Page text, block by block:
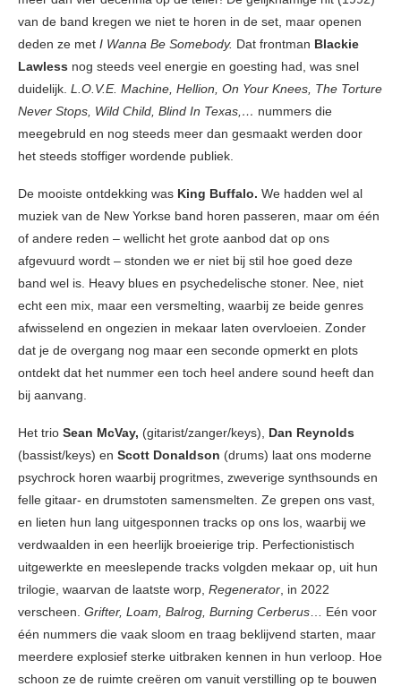
van de band kregen we niet te horen in de set, maar openen
deden ze met I Wanna Be Somebody. Dat frontman Blackie
Lawless nog steeds veel energie en goesting had, was snel
duidelijk. L.O.V.E. Machine, Hellion, On Your Knees, The Torture
Never Stops, Wild Child, Blind In Texas,… nummers die
meegebruld en nog steeds meer dan gesmaakt werden door
het steeds stoffiger wordende publiek.
De mooiste ontdekking was King Buffalo. We hadden wel al
muziek van de New Yorkse band horen passeren, maar om één
of andere reden – wellicht het grote aanbod dat op ons
afgevuurd wordt – stonden we er niet bij stil hoe goed deze
band wel is. Heavy blues en psychedelische stoner. Nee, niet
echt een mix, maar een versmelting, waarbij ze beide genres
afwisselend en ongezien in mekaar laten overvloeien. Zonder
dat je de overgang nog maar een seconde opmerkt en plots
ontdekt dat het nummer een toch heel andere sound heeft dan
bij aanvang.
Het trio Sean McVay, (gitarist/zanger/keys),
Dan Reynolds
(bassist/keys) en Scott Donaldson (drums) laat ons moderne
psychrock horen waarbij progritmes, zweverige synthsounds en
felle gitaar- en drumstoten samensmelten. Ze grepen ons vast,
en lieten hun lang uitgesponnen tracks op ons los, waarbij we
verdwaalden in een heerlijk broeierige trip. Perfectionistisch
uitgewerkte en meeslepende tracks volgden mekaar op, uit hun
trilogie, waarvan de laatste worp, Regenerator , in 2022
verscheen. Grifter, Loam, Balrog, Burning Cerberus … Eén voor
één nummers die vaak sloom en traag beklijvend starten, maar
meerdere explosief sterke uitbraken kennen in hun verloop. Hoe
schoon ze de ruimte creëren om vanuit verstilling op te bouwen